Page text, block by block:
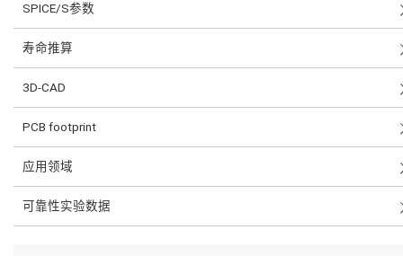
SPICE/S参数
寿命推算
3D-CAD
PCB footprint
应用领域
可靠性实验数据